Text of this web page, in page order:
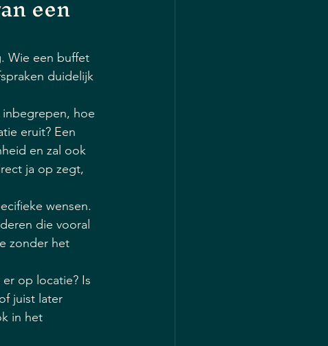
Wie een buffet
duidelijk
hoe
eruit? Een
en zal ook
ja op zegt,
wensen.
die vooral
zonder het
op locatie? Is
juist later
in het